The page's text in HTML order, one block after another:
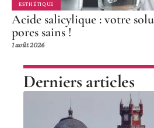
ESTHÉTIQUE
Acide salicylique : votre
pores sains !
1 août 2026
Derniers articles